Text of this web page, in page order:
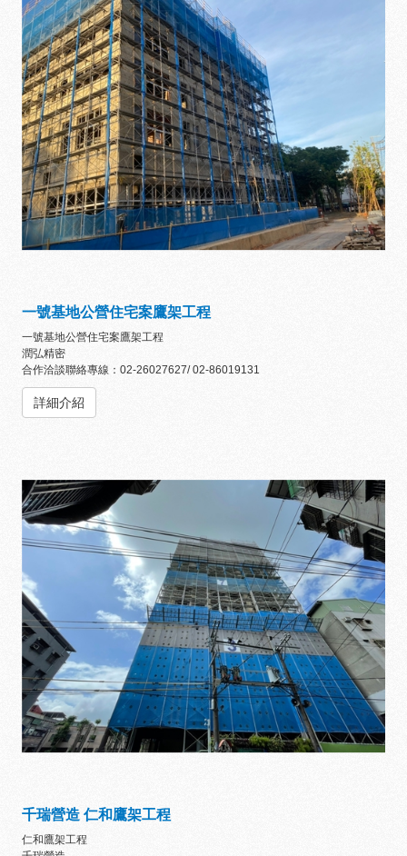
一號基地公營住宅案鷹架工程
一號基地公營住宅案鷹架工程
潤弘精密
合作洽談聯絡專線：02-26027627/ 02-86019131
詳細介紹
千瑞營造 仁和鷹架工程
仁和鷹架工程